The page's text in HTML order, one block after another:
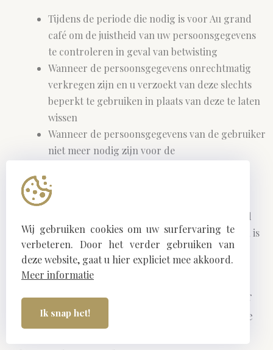
Tijdens de periode die nodig is voor Au grand
café om de juistheid van uw persoonsgegevens
te controleren in geval van betwisting
Wanneer de persoonsgegevens onrechtmatig
verkregen zijn en u verzoekt van deze slechts
beperkt te gebruiken in plaats van deze te laten
wissen
Wanneer de persoonsgegevens van de gebruiker
niet meer nodig zijn voor de
persoonsgegevens nodig heeft voor
rechtsvervolging.
Tijdens de periode die nodig is voor Au grand
café om te verifiëren of aan alle voorwaarden is
voldaan om de persoonsgegevens te
verwijderen.
U hebt ten allen tijde het recht om bezwaar
aan te tekenen tegen de verwerking van de
Wij gebruiken cookies om uw surfervaring te
verbeteren. Door het verder gebruiken van
deze website, gaat u hier expliciet mee akkoord.
Meer informatie
Ik snap het!